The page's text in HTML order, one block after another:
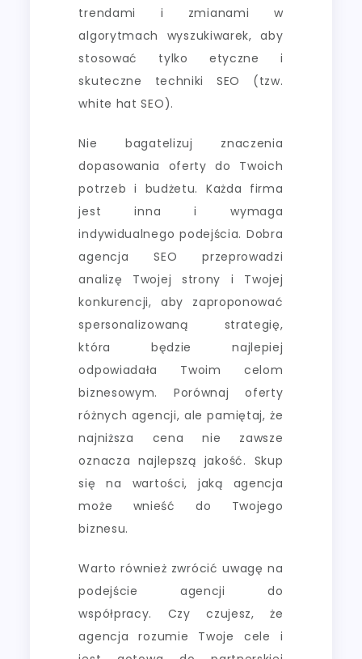
trendami i zmianami w
algorytmach wyszukiwarek, aby
stosować tylko etyczne i
skuteczne techniki SEO (tzw.
white hat SEO).
Nie bagatelizuj znaczenia
dopasowania oferty do Twoich
potrzeb i budżetu. Każda firma
jest inna i wymaga
indywidualnego podejścia. Dobra
agencja SEO przeprowadzi
analizę Twojej strony i Twojej
konkurencji, aby zaproponować
spersonalizowaną strategię,
która będzie najlepiej
odpowiadała Twoim celom
biznesowym. Porównaj oferty
różnych agencji, ale pamiętaj, że
najniższa cena nie zawsze
oznacza najlepszą jakość. Skup
się na wartości, jaką agencja
może wnieść do Twojego
biznesu.
Warto również zwrócić uwagę na
podejście agencji do
współpracy. Czy czujesz, że
agencja rozumie Twoje cele i